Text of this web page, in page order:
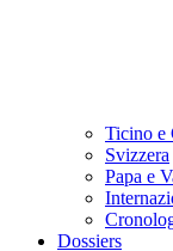
Ticino e
Svizzera
Papa e
Dossiers